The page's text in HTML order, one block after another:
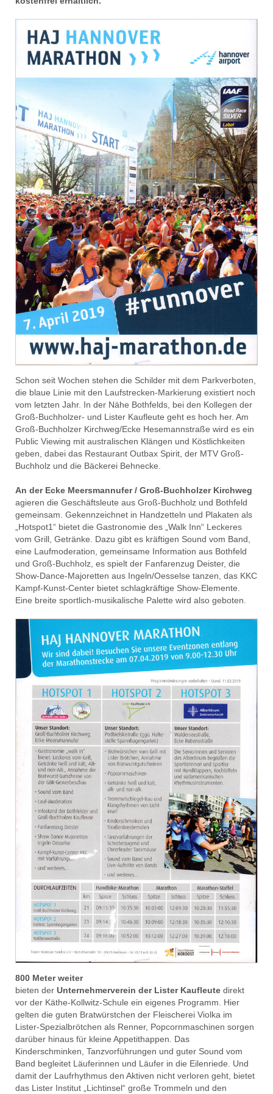
Schon seit Wochen stehen die Schilder mit dem Parkverboten,
die blaue Linie mit den Laufstrecken-Markierung existiert noch
vom letzten Jahr. In der Nähe Bothfelds, bei den Kollegen der
Groß-Buchholzer- und Lister Kaufleute geht es hoch her. Am
Groß-Buchholzer Kirchweg/Ecke Hesemannstraße wird es ein
Public Viewing mit australischen Klängen und Köstlichkeiten
geben, dabei das Restaurant Outbax Spirit, der MTV Groß-
Buchholz und die Bäckerei Behnecke.
An der Ecke Meersmannufer / Groß-Buchholzer Kirchweg
agieren die Geschäftsleute aus Groß-Buchholz und Bothfeld
gemeinsam. Gekennzeichnet in Handzetteln und Plakaten als
„Hotspot1“ bietet die Gastronomie des „Walk Inn“ Leckeres
vom Grill, Getränke. Dazu gibt es kräftigen Sound vom Band,
eine Laufmoderation, gemeinsame Information aus Bothfeld
und Groß-Buchholz, es spielt der Fanfarenzug Deister, die
Show-Dance-Majoretten aus Ingeln/Oesselse tanzen, das KKC
Kampf-Kunst-Center bietet schlagkräftige Show-Elemente.
Eine breite sportlich-musikalische Palette wird also geboten.
800 Meter weiter
bieten der Unternehmerverein der Lister Kaufleute direkt
vor der Käthe-Kollwitz-Schule ein eigenes Programm. Hier
gelten die guten Bratwürstchen der Fleischerei Violka im
Lister-Spezialbrötchen als Renner, Popcornmaschinen sorgen
darüber hinaus für kleine Appetithappen. Das
Kinderschminken, Tanzvorführungen und guter Sound vom
Band begleitet Läuferinnen und Läufer in die Eilenriede. Und
damit der Laufrhythmus den Aktiven nicht verloren geht, bietet
das Lister Institut „Lichtinsel“ große Trommeln und den